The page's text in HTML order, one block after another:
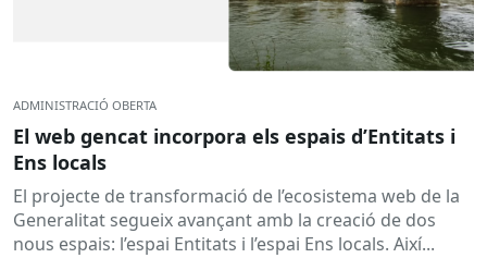
ADMINISTRACIÓ OBERTA
El web gencat incorpora els espais d’Entitats i
Ens locals
El projecte de transformació de l’ecosistema web de la
Generalitat segueix avançant amb la creació de dos
nous espais: l’espai Entitats i l’espai Ens locals. Així...